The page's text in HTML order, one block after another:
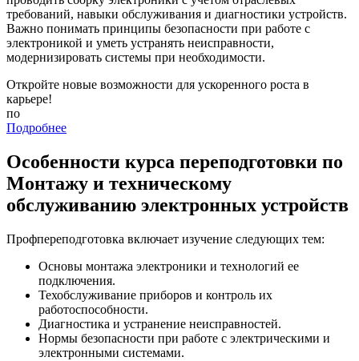
требований, навыки обслуживания и диагностики устройств.
Важно понимать принципы безопасности при работе с
электроникой и уметь устранять неисправности,
модернизировать системы при необходимости.
Откройте новые возможности для ускоренного роста в
карьере!
по
Подробнее
Особенности курса переподготовки по
Монтажу и техническому
обслуживанию электронных устройств
Профпереподготовка включает изучение следующих тем:
Основы монтажа электроники и технологий ее
подключения.
Техобслуживание приборов и контроль их
работоспособности.
Диагностика и устранение неисправностей.
Нормы безопасности при работе с электрическими и
электронными системами.